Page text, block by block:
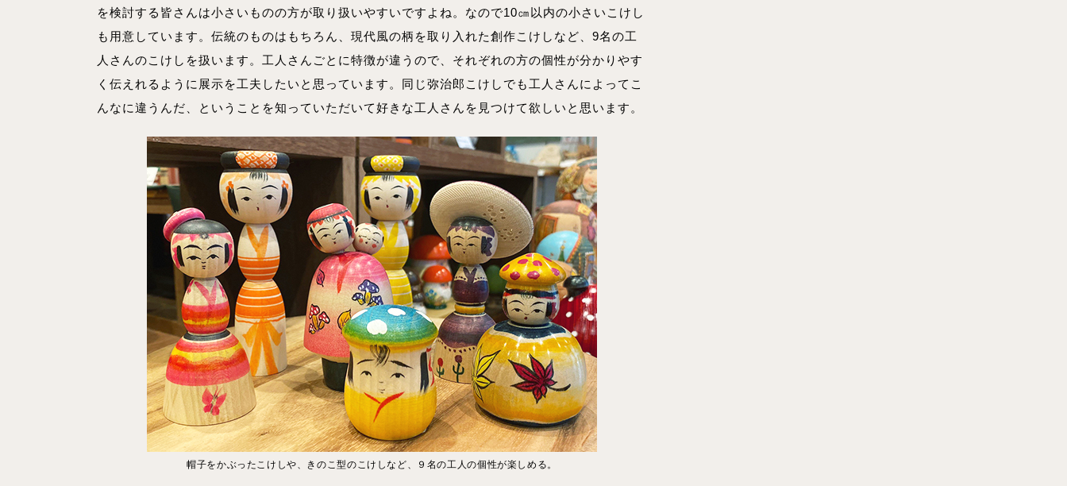
を検討する皆さんは小さいものの方が取り扱いやすいですよね。なので10㎝以内の小さいこけし
も用意しています。伝統のものはもちろん、現代風の柄を取り入れた創作こけしなど、9名の工
人さんのこけしを扱います。工人さんごとに特徴が違うので、それぞれの方の個性が分かりやす
く伝えれるように展示を工夫したいと思っています。同じ弥治郎こけしでも工人さんによってこ
んなに違うんだ、ということを知っていただいて好きな工人さんを見つけて欲しいと思います。
帽子をかぶったこけしや、きのこ型のこけしなど、９名の工人の個性が楽しめる。